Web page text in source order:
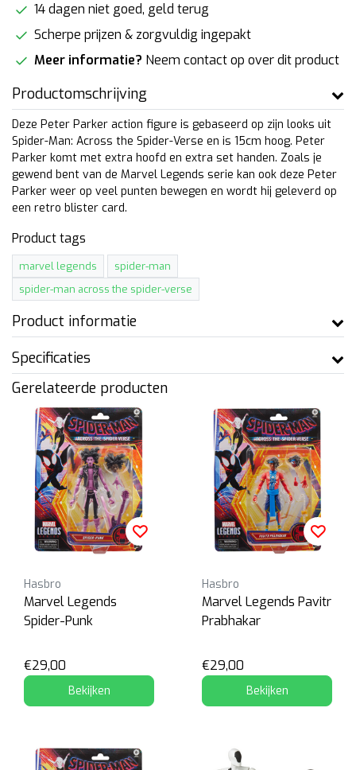
14 dagen niet goed, geld terug
Scherpe prijzen & zorgvuldig ingepakt
Meer informatie? Neem contact op over dit product
Productomschrijving
Deze Peter Parker action figure is gebaseerd op zijn looks uit
Spider-Man: Across the Spider-Verse en is 15cm hoog. Peter
Parker komt met extra hoofd en extra set handen. Zoals je
gewend bent van de Marvel Legends serie kan ook deze Peter
Parker weer op veel punten bewegen en wordt hij geleverd op
een retro blister card.
Product tags
marvel legends
spider-man
spider-man across the spider-verse
Product informatie
Specificaties
Gerelateerde producten
Hasbro
Marvel Legends
Spider-Punk
€29,00
Bekijken
Hasbro
Marvel Legends Pavitr
Prabhakar
€29,00
Bekijken